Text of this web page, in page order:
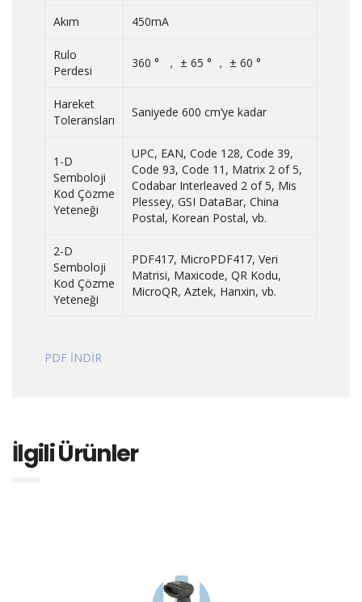
Akım 450mA
Rulo
Perdesi
360 ° ， ± 65 ° ， ± 60 °
Hareket
Toleransları
Saniyede 600 cm’ye kadar
1-D
Semboloji
Kod Çözme
Yeteneği
UPC, EAN, Code 128, Code 39,
Code 93, Code 11, Matrix 2 of 5,
Codabar Interleaved 2 of 5, Mis
Plessey, GSI DataBar, China
Postal, Korean Postal, vb.
2-D
Semboloji
Kod Çözme
Yeteneği
PDF417, MicroPDF417, Veri
Matrisi, Maxicode, QR Kodu,
MicroQR, Aztek, Hanxin, vb.
PDF İNDİR
İlgili Ürünler